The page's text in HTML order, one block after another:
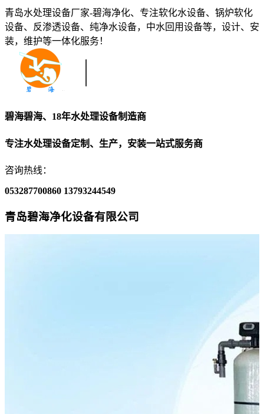
青岛水处理设备厂家-碧海净化、专注软化水设备、锅炉软化
设备、反渗透设备、纯净水设备，中水回用设备等，设计、安
装，维护等一体化服务！
碧海碧海、18年水处理设备制造商
专注水处理设备定制、生产，安装一站式服务商
咨询热线：
053287700860 13793244549
青岛碧海净化设备有限公司